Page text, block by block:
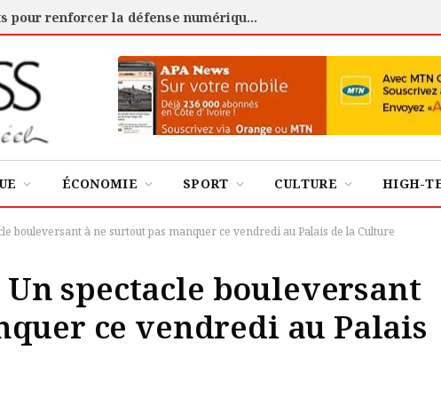
Cybersécurité : l’ANSSI certifie 88 experts pour renforcer la défense numérique de la Côte d’Ivoire
ÉCONOMIE SPORT CULTURE HIGH-
bouleversant à ne surtout pas manquer ce vendredi au Palais de la Culture
Un spectacle bouleversant
ce vendredi au Palais